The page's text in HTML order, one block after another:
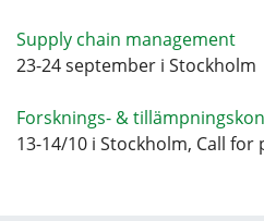
Supply chain management
23-24 september i Stockholm
Forsknings- &
13-14/10 i Stockholm, Call for